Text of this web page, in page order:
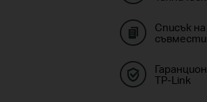
Списък на
TP-Link